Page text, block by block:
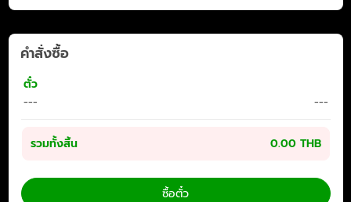
คำสั่งซื้อ
ตั๋ว
---
---
รวมทั้งสิ้น 0.00 THB
ซื้อตั๋ว